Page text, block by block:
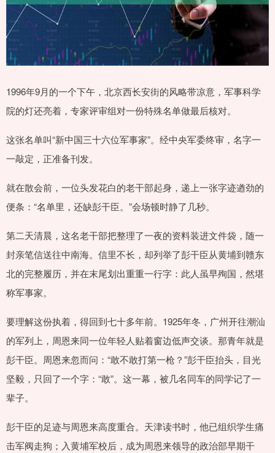
1996年9月的一个下午，北京西长安街的风略带凉意，军事科学
院的灯还亮着，专家评审组对一份特殊名单做最后核对。
这张名单叫“新中国三十六位军事家”。经中央军委终审，名字一
一敲定，正准备刊发。
就在散会前，一位头发花白的老干部起身，递上一张字迹遒劲的
便条：“名单里，还缺彭干臣。”会场顿时静了几秒。
第二天清晨，这名老干部把整理了一夜的资料装进文件袋，随一
封亲笔信送往中南海。信里不长，却列举了彭干臣从黄埔到赣东
北的完整履历，并在末尾划出重重一行字：此人虽早殉国，然堪
称军事家。
要理解这份执着，得回到七十多年前。1925年冬，广州开往潮汕
的军列上，周恩来同一位年轻人贴着窗边低声交谈。那青年就是
彭干臣。周恩来忽而问：“敢不敢打第一枪？”彭干臣抬头，目光
坚毅，只回了一个字：“敢”。这一幕，被几名同车的同学记了一
辈子。
彭干臣的足迹与周恩来高度重合。天津读书时，他已组织学生痛
击军阀走狗；入黄埔军校后，成为周恩来领导的政治部早期干